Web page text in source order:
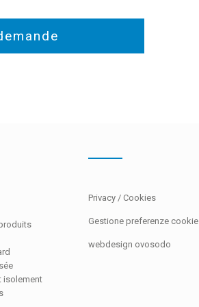
isolement
Privacy / Cookies
Gestione preferenze cookie
webdesign ovosodo